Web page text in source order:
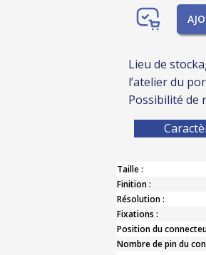
Lieu de
l’atelier du
Possibilité de
Taille :
Finition :
Résolution :
Fixations :
Position du
Nombre de pin du